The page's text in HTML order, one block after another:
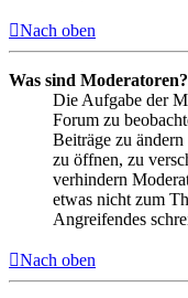
Nach oben
Was sind Moderatoren?
Die Aufgabe der
Forum zu
Beiträge zu
zu öffnen, zu
verhindern
etwas nicht zum
Angreifendes
Nach oben